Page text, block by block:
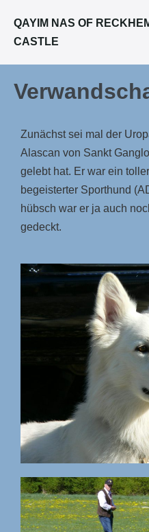
QAYIM NAS OF
CASTLE
Zunächst sei mal der
Alascan von Sankt
gelebt hat. Er war ein
begeisterter Sporthund
hübsch war er ja auch
gedeckt.